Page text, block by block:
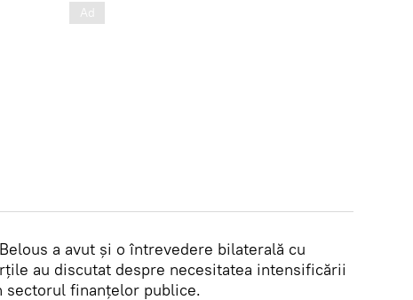
a avut și o întrevedere bilaterală cu
au discutat despre necesitatea intensificării
finanțelor publice.